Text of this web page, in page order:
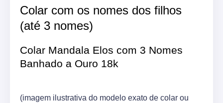
Colar com os nomes dos filhos
(até 3 nomes)
Colar Mandala Elos com 3 Nomes
Banhado a Ouro 18k
(imagem ilustrativa do modelo exato de colar ou